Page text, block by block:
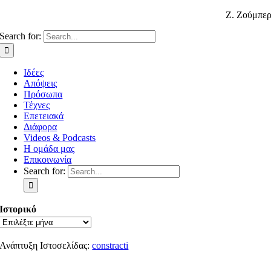
Ζ. Ζούμπερ
Search for:
Ιδέες
Απόψεις
Πρόσωπα
Τέχνες
Επετειακά
Διάφορα
Videos & Podcasts
Η ομάδα μας
Επικοινωνία
Search for:
Ιστορικό
Ανάπτυξη Ιστοσελίδας:constracti